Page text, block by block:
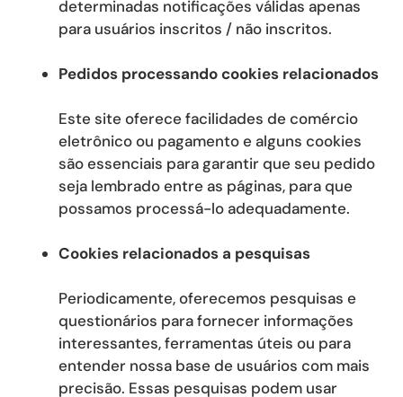
determinadas notificações válidas apenas
para usuários inscritos / não inscritos.
Pedidos processando cookies relacionados
Este site oferece facilidades de comércio
eletrônico ou pagamento e alguns cookies
são essenciais para garantir que seu pedido
seja lembrado entre as páginas, para que
possamos processá-lo adequadamente.
Cookies relacionados a pesquisas
Periodicamente, oferecemos pesquisas e
questionários para fornecer informações
interessantes, ferramentas úteis ou para
entender nossa base de usuários com mais
precisão. Essas pesquisas podem usar